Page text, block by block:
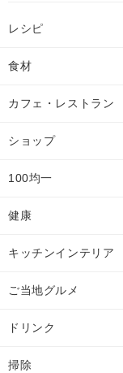
レシピ
食材
カフェ・レストラン
ショップ
100均一
健康
キッチンインテリア
ご当地グルメ
ドリンク
掃除